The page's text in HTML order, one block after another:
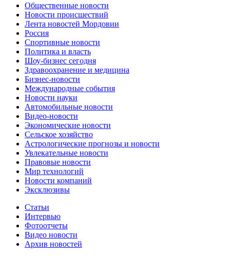
Общественные новости
Новости происшествий
Лента новостей Мордовии
Россия
Спортивные новости
Политика и власть
Шоу-бизнес сегодня
Здравоохранение и медицина
Бизнес-новости
Международные события
Новости науки
Автомобильные новости
Видео-новости
Экономические новости
Сельское хозяйство
Астрологические прогнозы и новости
Увлекательные новости
Правовые новости
Мир технологий
Новости компаний
Эксклюзивы
Статьи
Интервью
Фотоотчеты
Видео новости
Архив новостей